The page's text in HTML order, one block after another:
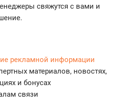
свяжутся с вами и
рекламной информации
материалов, новостях,
и бонусах
связи